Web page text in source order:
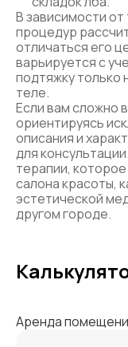
В зависимости от
процедур
отличаться его
варьируется с
подтяжку только
теле.
Если вам сложно
ориентируясь
описания и
для
терапии,
салона красоты,
эстетической
другом городе.
Аренда